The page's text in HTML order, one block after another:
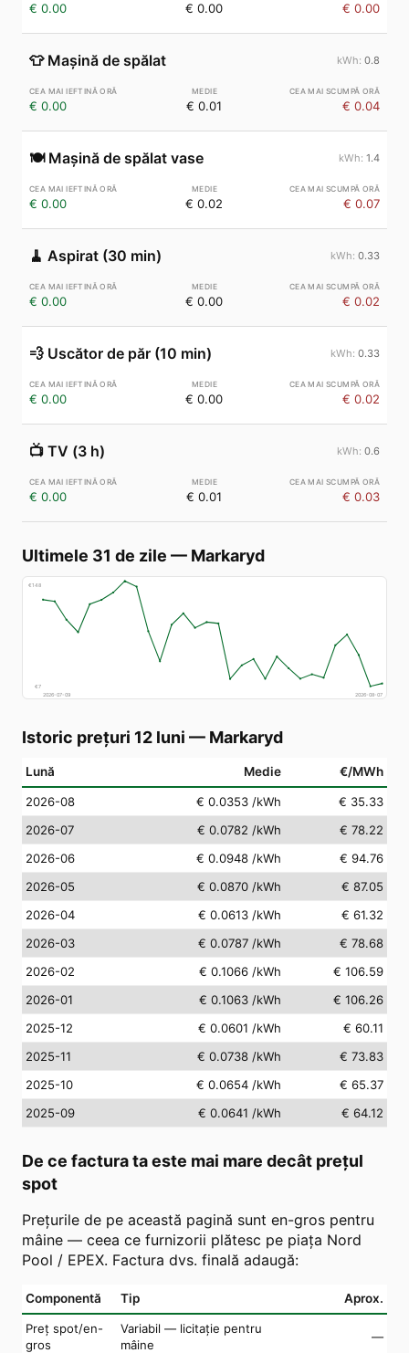
€ 0.00 € 0.00 € 0.00
👕 Mașină de spălat 0.8
€ 0.00 € 0.01 € 0.04
🍽️ Mașină de spălat vase 1.4
€ 0.00 € 0.02 € 0.07
🧹 Aspirat (30 min) 0.33
€ 0.00 € 0.00 € 0.02
💨 Uscător de păr (10 min) 0.33
€ 0.00 € 0.00 € 0.02
📺 TV (3 h) 0.6
€ 0.00 € 0.01 € 0.03
Ultimele 31 de zile — Markaryd
€148
€7
2026-07-09
2026-08-07
Istoric prețuri 12 luni — Markaryd
Lună Medie €/MWh
2026-08 € 0.0353 /kWh
€ 35.33
2026-07
€ 0.0782 /kWh
€ 78.22
2026-06
€ 0.0948 /kWh
€ 94.76
2026-05
€ 0.0870 /kWh
€ 87.05
2026-04
€ 0.0613 /kWh
€ 61.32
2026-03
€ 0.0787 /kWh
€ 78.68
2026-02
€ 0.1066 /kWh
€ 106.59
2026-01
€ 0.1063 /kWh
€ 106.26
2025-12
€ 0.0601 /kWh
€ 60.11
2025-11
€ 0.0738 /kWh
€ 73.83
2025-10
€ 0.0654 /kWh
€ 65.37
2025-09
€ 0.0641 /kWh € 64.12
De ce factura ta este mai mare decât prețul
spot
Prețurile de pe această pagină sunt en-gros pentru
mâine — ceea ce furnizorii plătesc pe piața Nord
Pool / EPEX. Factura dvs. finală adaugă:
Componentă Tip Aprox.
Preț spot/en-
gros
Variabil — licitație pentru
mâine
—